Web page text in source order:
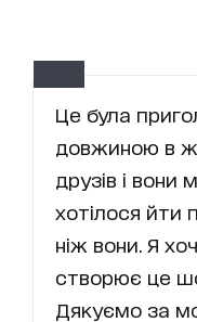
Це була
довжиною в
друзів і
хотілося йти
ніж вони. Я
створює це
Дякуємо за